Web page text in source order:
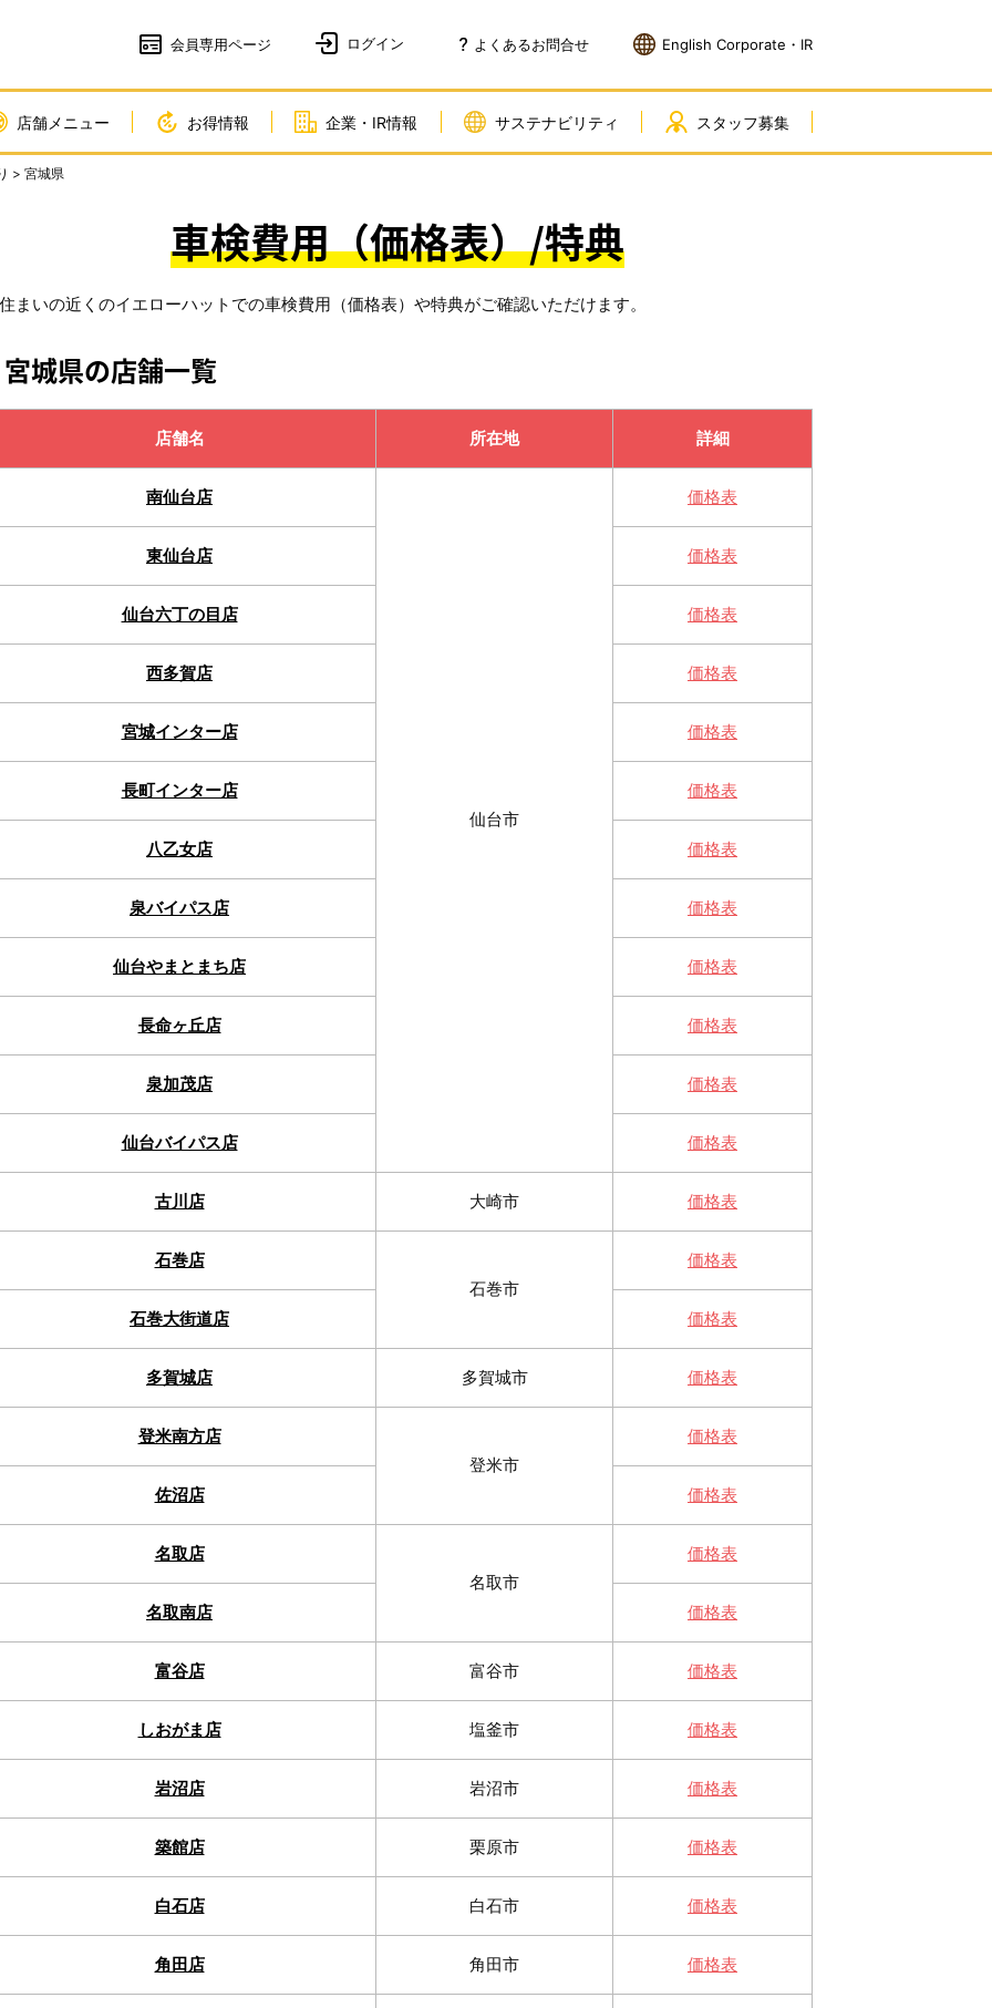
会員専用ページ よくあるお問合せ English Corporate・IR
店舗メニュー お得情報 企業・IR情報 サステナビリティ スタッフ募集
> 宮城県
車検費用（価格表）/特典
まいの近くのイエローハットでの車検費用（価格表）や特典がご確認いただけます。
宮城県の店舗一覧
店舗名 所在地 詳細
南仙台店
仙台市
価格表
東仙台店 価格表
仙台六丁の目店 価格表
西多賀店 価格表
宮城インター店 価格表
長町インター店 価格表
八乙女店 価格表
泉バイパス店 価格表
仙台やまとまち店 価格表
長命ヶ丘店 価格表
泉加茂店 価格表
仙台バイパス店 価格表
古川店 大崎市 価格表
石巻店
石巻市
価格表
石巻大街道店 価格表
多賀城店 多賀城市 価格表
登米南方店
登米市
価格表
佐沼店 価格表
名取店
名取市
価格表
名取南店 価格表
富谷店 富谷市 価格表
しおがま店 塩釜市 価格表
岩沼店 岩沼市 価格表
築館店 栗原市 価格表
白石店 白石市 価格表
角田店 角田市 価格表